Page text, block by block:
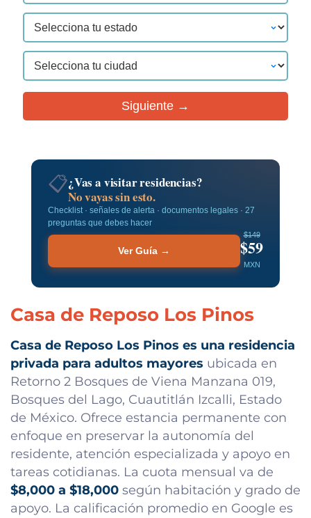
Siguiente →
📋¿Vas a visitar residencias?
No vayas sin esto.
Checklist · señales de alerta · documentos legales · 27
preguntas que debes hacer
Ver Guía →
$149
$59
MXN
Casa de Reposo Los Pinos
Casa de Reposo Los Pinos es una residencia
privada para adultos mayores ubicada en
Retorno 2 Bosques de Viena Manzana 019,
Bosques del Lago, Cuautitlán Izcalli, Estado
de México. Ofrece estancia permanente con
enfoque en preservar la autonomía del
residente, atención especializada y apoyo en
tareas cotidianas. La cuota mensual va de
$8,000 a $18,000 según habitación y grado de
apoyo. La calificación promedio en Google es